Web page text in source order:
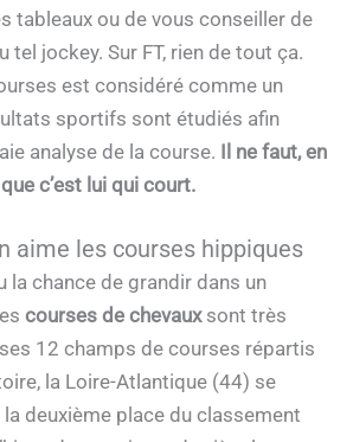
tableaux ou de vous conseiller de
tel jockey. Sur FT, rien de tout ça.
est considéré comme un
sportifs sont étudiés afin
analyse de la course. Il ne faut, en
c’est lui qui court.
aime les courses hippiques
la chance de grandir dans un
courses de chevauxsont très
12 champs de courses répartis
la Loire-Atlantique (44) se
deuxième place du classement